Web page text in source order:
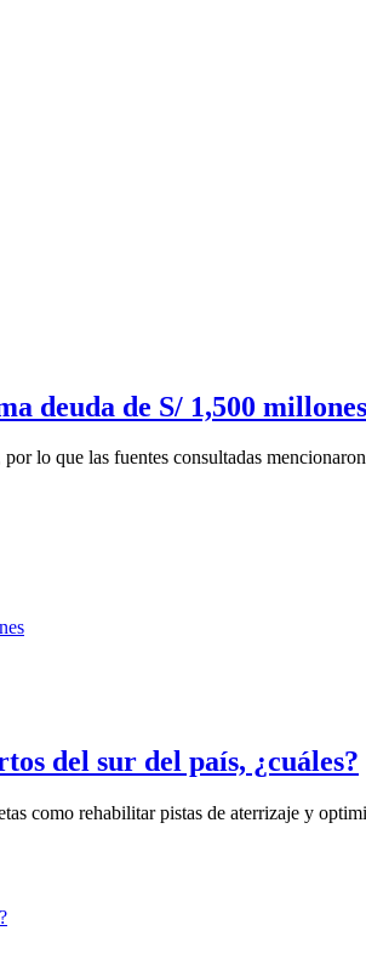
deuda de S/ 1,500 millones
lo que las fuentes consultadas
del sur del país, ¿cuáles?
como rehabilitar pistas de aterrizaje y